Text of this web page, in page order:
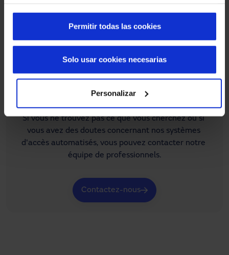
Permitir todas las cookies
Personalizar
Solo usar cookies necesarias
Tu as besoin d'aide ?
Si vous ne trouvez pas ce que vous cherchez ou si
vous avez des doutes concernant nos systèmes
d'accès automatisés, vous pouvez contacter notre
équipe de professionnels.
Contactez-nous